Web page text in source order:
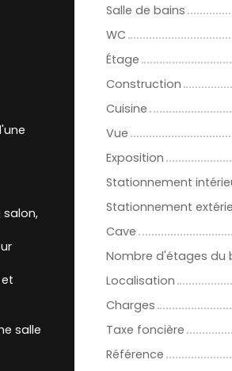
salon,
salle
Salle de bains
WC
Étage
Construction
Cuisine
Vue
Exposition
Stationnement
Stationnement
Cave
Nombre d'étages du
Localisation
Charges
Taxe foncière
Référence